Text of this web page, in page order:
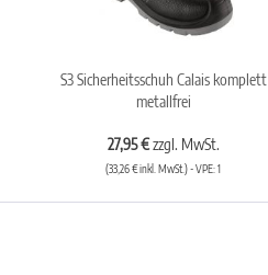
S3 Sicherheitsschuh Calais komplett
metallfrei
27,95 €zzgl. MwSt.
(33,26 € inkl. MwSt.) - VPE: 1